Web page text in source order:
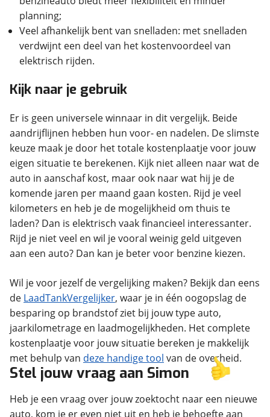
planning;
Veel afhankelijk bent van snelladen: met snelladen
verdwijnt een deel van het kostenvoordeel van
elektrisch rijden.
Kijk naar je gebruik
Er is geen universele winnaar in dit vergelijk. Beide
aandrijflijnen hebben hun voor- en nadelen. De slimste
keuze maak je door het totale kostenplaatje voor jouw
eigen situatie te berekenen. Kijk niet alleen naar wat de
auto in aanschaf kost, maar ook naar wat hij je de
komende jaren per maand gaan kosten. Rijd je veel
kilometers en heb je de mogelijkheid om thuis te
laden? Dan is elektrisch vaak financieel interessanter.
Rijd je niet veel en wil je vooral weinig geld uitgeven
aan een auto? Dan kan je beter voor benzine kiezen.
Wil je voor jezelf de vergelijking maken? Bekijk dan eens
de LaadTankVergelijker, waar je in één oogopslag de
besparing op brandstof ziet bij jouw type auto,
jaarkilometrage en laadmogelijkheden. Het complete
kostenplaatje voor jouw situatie bereken je makkelijk
met behulp van deze handige tool van de overheid.
Stel jouw vraag aan Simon
Heb je een vraag over jouw zoektocht naar een nieuwe
auto, kom je er even niet uit en heb je behoefte aan